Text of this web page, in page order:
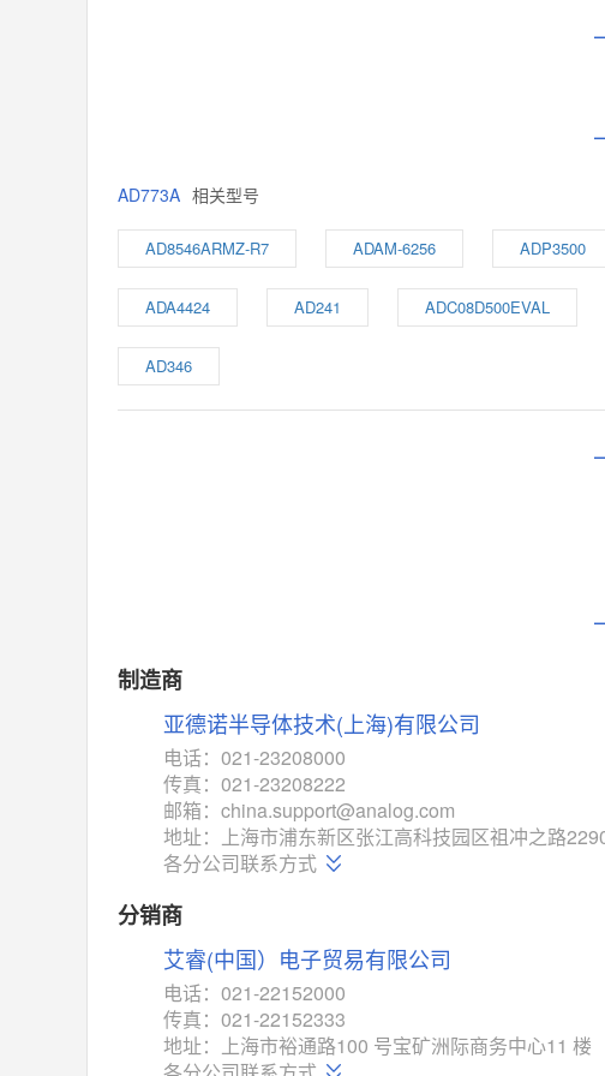
AD773A 相关型号
AD8546ARMZ-R7 ADAM-6256 ADP3500
ADA4424 AD241 ADC08D500EVAL
AD346
制造商
亚德诺半导体技术(上海)有限公司
电话：021-23208000
传真：021-23208222
邮箱：china.support@analog.com
地址：上海市浦东新区张江高科技园区祖冲之路
各分公司联系方式
分销商
艾睿(中国）电子贸易有限公司
电话：021-22152000
传真：021-22152333
地址：上海市裕通路100 号宝矿洲际商务中心11 楼